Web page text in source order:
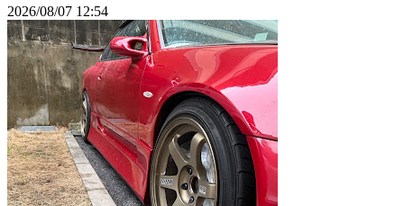
2026/08/07 12:54